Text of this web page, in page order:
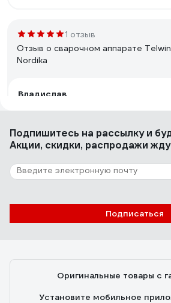
1 отзыв
Отзыв о сварочном аппарате Telwin
Nordika
Владислав
Надёжность выше крыши
10 отзывов
Отзыв о сварочном выпрямителе
Борис
от дождя мы мастерили и для
Подпишитесь на рассылкуи
Акции, скидки, распродажи
Подписаться
Оригинальные товары с
Установите мобильное